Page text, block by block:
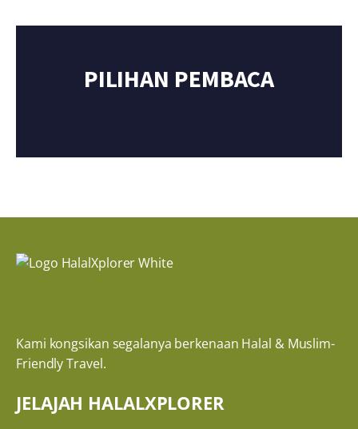
PILIHAN PEMBACA
Kami kongsikan segalanya berkenaan Halal & Muslim-
Friendly Travel.
JELAJAH HALALXPLORER